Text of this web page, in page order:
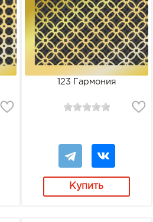
123 Гармония
Купить